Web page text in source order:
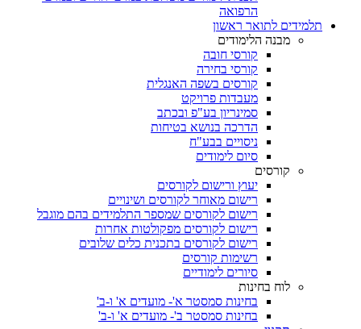
הרפואה
תלמידים לתואר ראשון
מבנה הלימודים
קורסי חובה
קורסי בחירה
קורסים בשפה האנגלית
מעבדות פרויקט
סמינריון בע"פ ובכתב
הדרכה בנושא בטיחות
ניסויים בבע"ח
סיום לימודים
קורסים
יעוץ ורישום לקורסים
רישום מאוחר לקורסים ושינויים
רישום לקורסים שמספר התלמידים בהם מוגבל
רישום לקורסים מפקולטות אחרות
רישום לקורסים בתכנית כלים שלובים
רשימות קורסים
סיורים לימודיים
לוח בחינות
בחינות סמסטר א'- מועדים א' ו-ב'
בחינות סמסטר ב'- מועדים א' ו-ב'